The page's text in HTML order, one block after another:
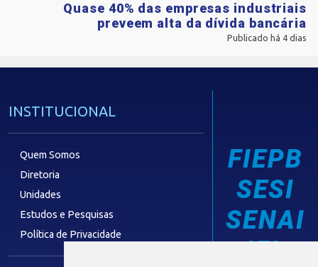
Quase 40% das empresas industriais
preveem alta da dívida bancária
Publicado há 4 dias
INSTITUCIONAL
Quem Somos
Diretoria
Unidades
Estudos e Pesquisas
Política de Privacidade
FIEPB
SESI
SENAI
IEL